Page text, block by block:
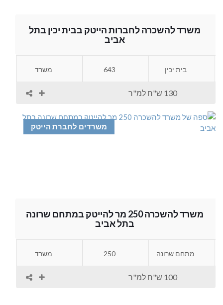
משרד להשכרה לחברות הייטק בבית יכין בתל
אביב
בית יכין 643 משרד
130 ש"ח למ"ר
משרדים לחברת הייטק
משרד להשכרה 250 מר להייטק במתחם שרונה
בתל אביב
מתחם שרונה 250 משרד
100 ש"ח למ"ר